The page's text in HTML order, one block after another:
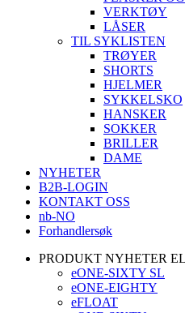
VERKTØY
LÅSER
TIL SYKLISTEN
TRØYER
SHORTS
HJELMER
SYKKELSKO
HANSKER
SOKKER
BRILLER
DAME
NYHETER
B2B-LOGIN
KONTAKT OSS
nb-NO
Forhandlersøk
PRODUKT NYHETER
eONE-SIXTY SL
eONE-EIGHTY
eFLOAT